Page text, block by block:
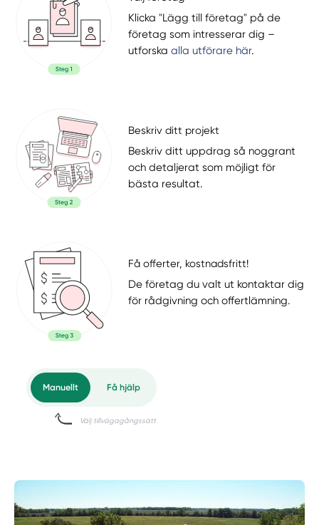
Klicka "Lägg till företag" på de
företag som intresserar dig –
utforskaalla utförare här.
Beskriv ditt projekt
Beskriv ditt uppdrag så noggrant
och detaljerat som möjligt för
bästa resultat.
Få offerter, kostnadsfritt!
De företag du valt ut kontaktar dig
för rådgivning och offertlämning.